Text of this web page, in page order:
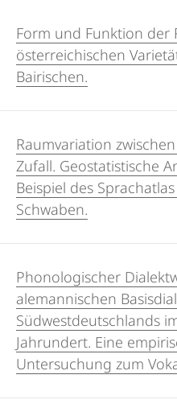
Form und Funktion der
österreichischen
Bairischen.
Raumvariation
Zufall. Geostatistische
Beispiel des
Schwaben.
Phonologischer
alemannischen
Südwestdeutschlands
Jahrundert. Eine
Untersuchung zum